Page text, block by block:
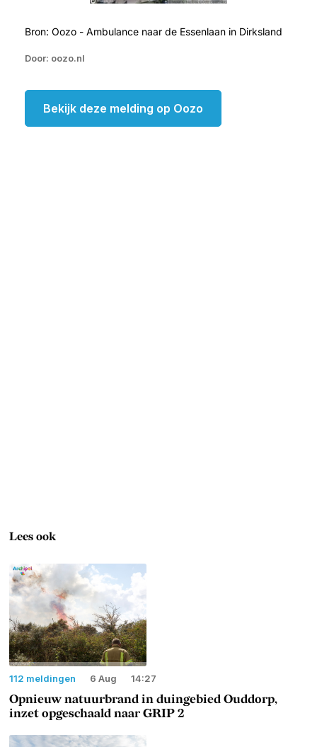
Bron: Oozo - Ambulance naar de Essenlaan in Dirksland
Door: oozo.nl
Bekijk deze melding op Oozo
Lees ook
112 meldingen 6 Aug 14:27
Opnieuw natuurbrand in duingebied Ouddorp,
inzet opgeschaald naar GRIP 2